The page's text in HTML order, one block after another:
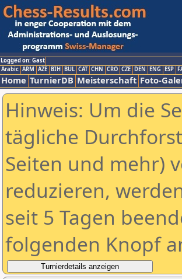
Logged on: Gast
Arabic ARM AZE BIH BUL CAT CHN CRO CZE DEN ENG ESP
Home TurnierDB Meisterschaft Foto-
Hinweis: Um die
tägliche
Seiten und mehr)
reduzieren,
seit 5 Tagen
folgenden Knopf